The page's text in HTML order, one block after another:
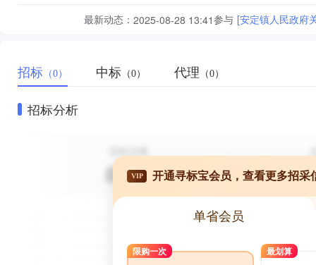
最新动态： 2025-08-28 13:41参与 [安定镇人民政府
招标 （0） 中标 （0） 代理 （0）
招标分析
VIP 开通寻标宝会员，查看更多招采
单省会员
限购一次 最划算